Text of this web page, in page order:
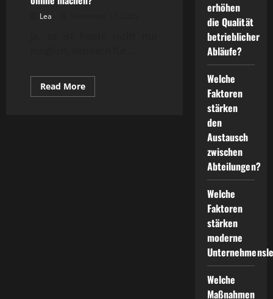
Lea
Read MoreRead
more
erhöhen
die Qualität
betrieblicher
Abläufe?
Welche
Faktoren
stärken
den
Austausch
zwischen
Abteilungen?
Welche
Faktoren
stärken
moderne
Welche
Maßnahmen